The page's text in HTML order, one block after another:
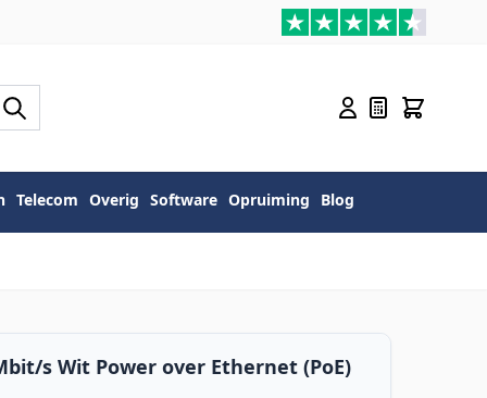
Telecom Overig Software Opruiming Blog
s Wit Power over Ethernet (PoE)